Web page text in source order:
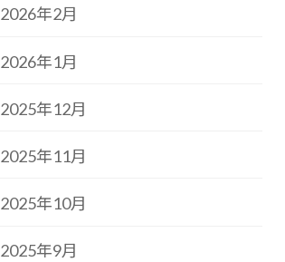
2026年2月
2026年1月
2025年12月
2025年11月
2025年10月
2025年9月